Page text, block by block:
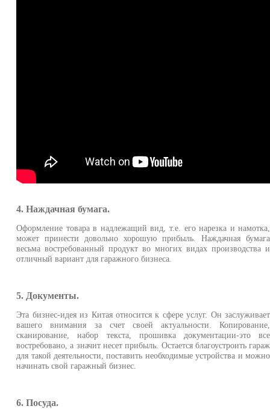
4. Наждачная бумага.
Оформление товара в надлежащий вид, т.е. его нарезка и намотка,
может принести довольно хорошую прибыль. Наждачная бумага
весьма востребованный продукт во многих видах производства и
отличный вариант для гаражного бизнеса.
5. Документы.
Эта бизнес-идея из Китая относится к сфере услуг. Он заслуживает
вашего внимания за счет своей актуальности. Копирование,
сканирование, набор текста, прошивка документации-это все
востребовано, а значит несет прибыль. Остается благоустроить гараж
для такой деятельности, поставить необходимые устройства и можно
начинать свой гаражный бизнес.
6. Посуда.